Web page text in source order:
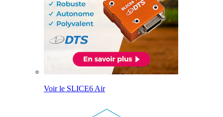
Voir le SLICE6 Air